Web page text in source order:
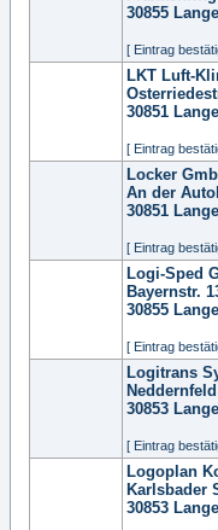
30855
[ Eintrag
LKT Luft-
30851
[ Eintrag
Locker
An der
30851
[ Eintrag
Logi-Sped
Bayernstr.
30855
[ Eintrag
Logitrans
30853
[ Eintrag
Logoplan
Karlsbader
30853